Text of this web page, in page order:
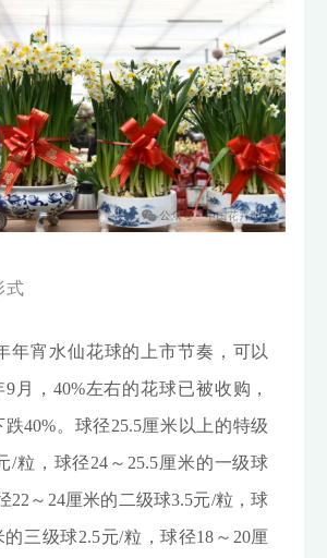
式
年宵水仙花球的上市节奏，可以
9月，40%左右的花球已被收购，
40%。球径25.5厘米以上的特级
/粒，球径24～25.5厘米的一级球
22～24厘米的二级球3.5元/粒，球
的三级球2.5元/粒，球径18～20厘